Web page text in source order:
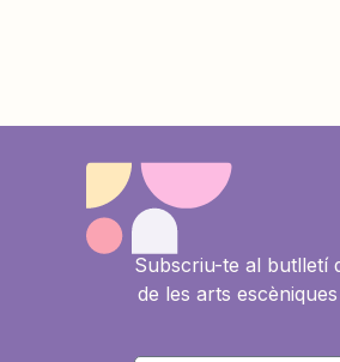
Subscriu-te al butlletí
de les arts